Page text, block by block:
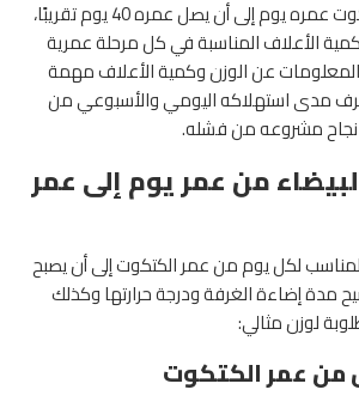
أبيض منذ ولادته ككتكوت عمره يوم إلى أن يصل عمره 40 يوم تقريبًا،
الأعلاف المناسبة في كل مرحلة عمرية
المعلومات عن الوزن وكمية الأعلاف مهمة
مدى استهلاكه اليومي والأسبوعي من
مشروعه من فشله.
من عمر يوم إلى عمر
لكل يوم من عمر الكتكوت إلى أن يصبح
مدة إضاءة الغرفة ودرجة حرارتها وكذلك
لوزن مثالي:
من عمر الكتكوت